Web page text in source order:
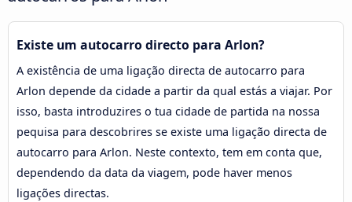
Existe um autocarro directo para Arlon?
A existência de uma ligação directa de autocarro para
Arlon depende da cidade a partir da qual estás a viajar. Por
isso, basta introduzires o tua cidade de partida na nossa
pequisa para descobrires se existe uma ligação directa de
autocarro para Arlon. Neste contexto, tem em conta que,
dependendo da data da viagem, pode haver menos
ligações directas.